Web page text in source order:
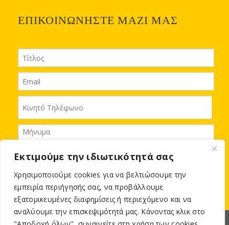
ΕΠΙΚΟΙΝΩΝΗΣΤΕ ΜΑΖΙ ΜΑΣ
Αποστολή
Εκτιμούμε την ιδιωτικότητά σας
Χρησιμοποιούμε cookies για να βελτιώσουμε την
εμπειρία περιήγησής σας, να προβάλλουμε
εξατομικευμένες διαφημίσεις ή περιεχόμενο και να
αναλύουμε την επισκεψιμότητά μας. Κάνοντας κλικ στο